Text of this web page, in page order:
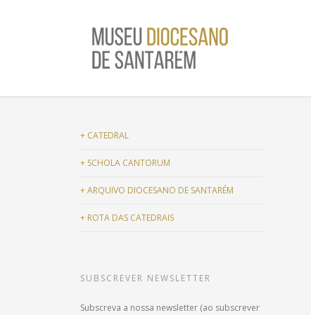
+ CATEDRAL
+ SCHOLA CANTORUM
+ARQUIVO DIOCESANO DE SANTARÉM
+ ROTA DAS CATEDRAIS
SUBSCREVER NEWSLETTER
Subscreva a nossa newsletter (ao subscrever